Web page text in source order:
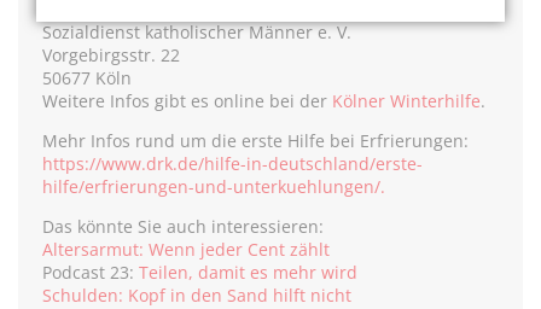
Sozialdienst katholischer Männer e. V.
Vorgebirgsstr. 22
50677 Köln
Weitere Infos gibt es online bei der Kölner Winterhilfe.
Mehr Infos rund um die erste Hilfe bei Erfrierungen:
https://www.drk.de/hilfe-in-deutschland/erste-
hilfe/erfrierungen-und-unterkuehlungen/.
Das könnte Sie auch interessieren:
Altersarmut: Wenn jeder Cent zählt
Podcast 23: Teilen, damit es mehr wird
Schulden: Kopf in den Sand hilft nicht